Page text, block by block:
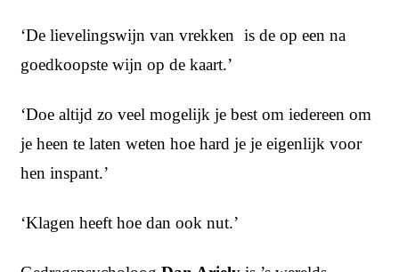
‘De lievelingswijn van vrekken is de op een na
goedkoopste wijn op de kaart.’
‘Doe altijd zo veel mogelijk je best om iedereen om
je heen te laten weten hoe hard je je eigenlijk voor
hen inspant.’
‘Klagen heeft hoe dan ook nut.’